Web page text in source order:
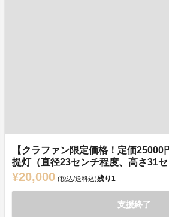
【クラファン限定価格！定価
提灯（直径23センチ程度、高さ31セ
¥20,000 (税込/送料込)残り1
支援終了